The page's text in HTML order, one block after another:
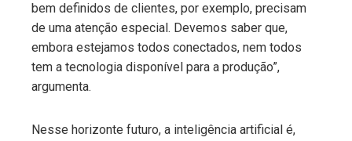
bem definidos de clientes, por exemplo, precisam
de uma atenção especial. Devemos saber que,
embora estejamos todos conectados, nem todos
tem a tecnologia disponível para a produção”,
argumenta.
Nesse horizonte futuro, a inteligência artificial é,